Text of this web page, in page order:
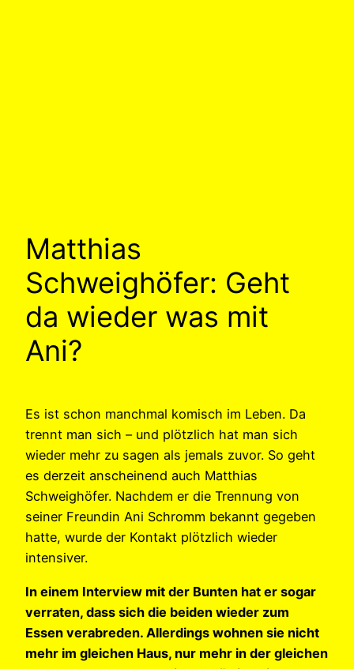
Matthias
Schweighöfer: Geht
da wieder was mit
Ani?
Es ist schon manchmal komisch im Leben. Da
trennt man sich – und plötzlich hat man sich
wieder mehr zu sagen als jemals zuvor. So geht
es derzeit anscheinend auch Matthias
Schweighöfer. Nachdem er die Trennung von
seiner Freundin Ani Schromm bekannt gegeben
hatte, wurde der Kontakt plötzlich wieder
intensiver.
In einem Interview mit der Bunten hat er sogar
verraten, dass sich die beiden wieder zum
Essen verabreden. Allerdings wohnen sie nicht
mehr im gleichen Haus, nur mehr in der gleichen